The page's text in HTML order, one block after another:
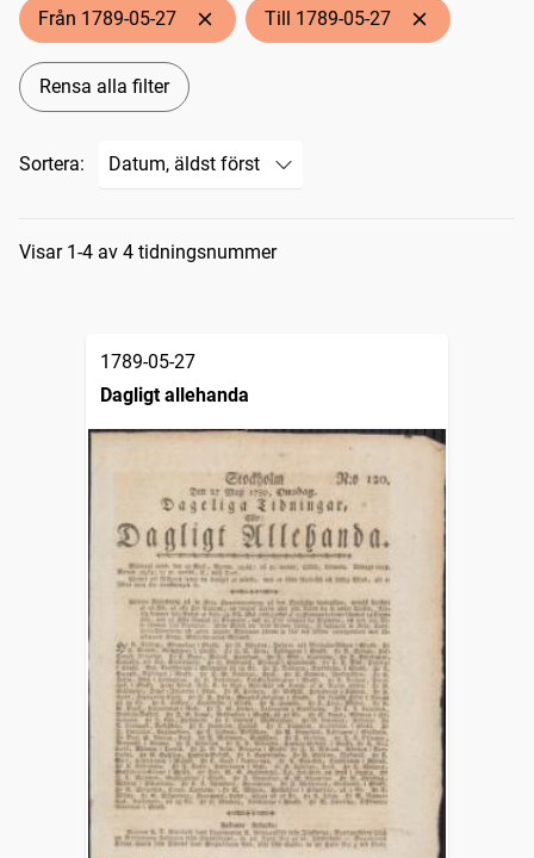
Från 1789-05-27 Till 1789-05-27
Rensa alla filter
Sortera:
Sökresultat
Visar 1-4 av 4 tidningsnummer
1789-05-27
Dagligt allehanda